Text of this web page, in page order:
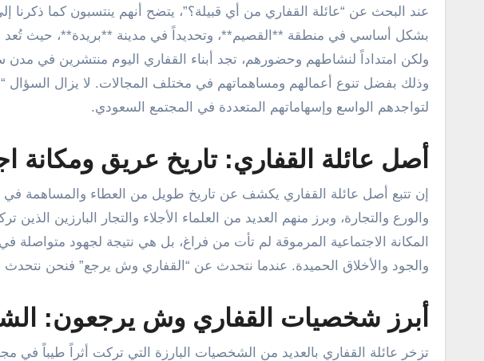
عند البحث عن “عائلة القفاري من أي قبيلة؟”، يتضح أنهم ينتسبون كما ذكرنا
بشكل أساسي في منطقة **القصيم**، وتحديداً في مدينة **بريدة**، حيث تُعد
ولكن امتداداً لنشاطهم وحضورهم، تجد أبناء القفاري اليوم منتشرين في مدن
وذلك بفضل تنوع أعمالهم ومساهماتهم في مختلف المجالات. لا يزال السؤال
لتواجدهم الواسع وإسهاماتهم المتعددة في المجتمع السعودي.
أصل عائلة القفاري: تاريخ عريق ومكانة
إن تتبع أصل عائلة القفاري يكشف عن تاريخ طويل من العطاء والمساهمة في
والورع والتجارة، وبرز منهم العديد من العلماء الأجلاء والتجار البارزين
المكانة الاجتماعية المرموقة لم تأت من فراغ، بل هي نتيجة لجهود متواصلة
والجود والأخلاق الحميدة. عندما نتحدث عن “القفاري وش يرجع” فنحن
أبرز شخصيات القفاري وش يرجعون:
تزخر عائلة القفاري بالعديد من الشخصيات البارزة التي تركت أثراً طيباً